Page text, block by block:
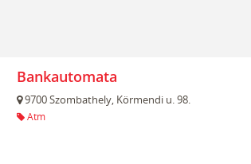
Bankautomata
9700Szombathely, Körmendi u. 98.
Atm